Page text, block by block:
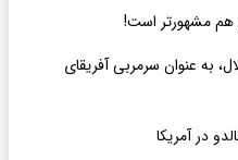
هم مشهورتر است!
به عنوان سرمربی آفریقای
در آمریکا